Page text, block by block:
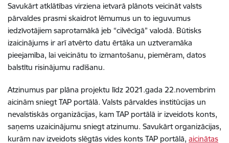
Savukārt atklātības virziena ietvarā plānots veicināt valsts
pārvaldes prasmi skaidrot lēmumus un to ieguvumus
iedzīvotājiem saprotamākā jeb “cilvēcīgā” valodā. Būtisks
izaicinājums ir arī atvērto datu ērtāka un uztveramāka
pieejamība, lai veicinātu to izmantošanu, piemēram, datos
balstītu risinājumu radīšanu.
Atzinumus par plāna projektu līdz 2021.gada 22.novembrim
aicinām sniegt TAP portālā. Valsts pārvaldes institūcijas un
nevalstiskās organizācijas, kam TAP portālā ir izveidots konts,
saņems uzaicinājumu sniegt atzinumu. Savukārt organizācijas,
kurām nav izveidots slēgtās vides konts TAP portālā, aicinātas